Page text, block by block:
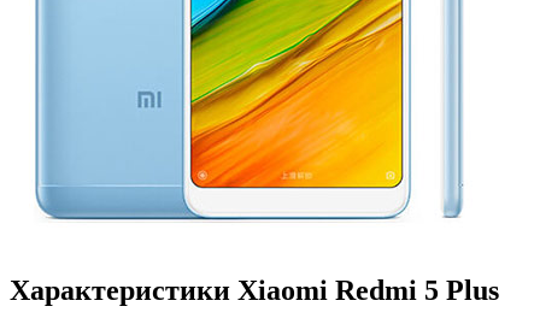
Характеристики Xiaomi Redmi 5 Plus